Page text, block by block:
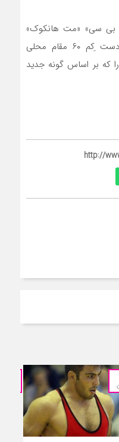
بی سی» «مت هانکوک»
وزیر بهداشت انگلیس گفت که دست ِکم ۶۰ مقام محلی
که بر اساس گونه جدید
http://